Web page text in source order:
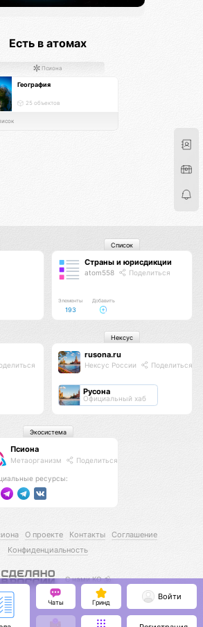
Есть в атомах
Псиона
География
25 объектов
Страны и юрисдикции
atom558 Поделиться
Элементы
193
Добавить
Список
rusona.ru
Нексус России Поделиться
Русона
Официальный хаб
Нексус
Псиона
Метаорганизм Поделиться
ресурсы:
Экосистема
О проекте Контакты
Соглашение
Конфиденциальность
С нами КО 🕉️
Чаты Гринд
Войти